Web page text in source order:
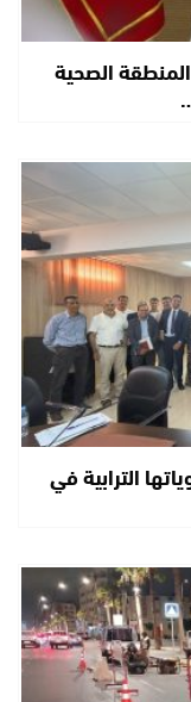
الصحية
الترابية في